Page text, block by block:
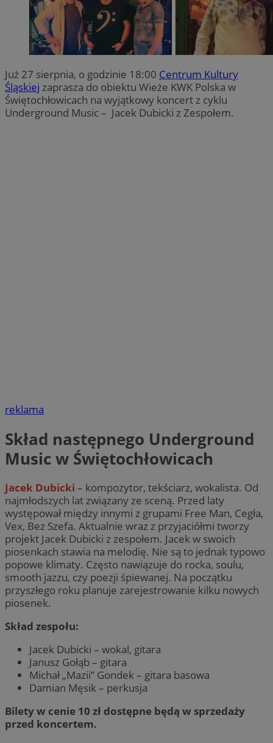
Już 27 sierpnia, o godzinie 18:00 Centrum Kultury
Śląskiej zaprasza do obiektu Wieże KWK Polska w
Świętochłowicach na wyjątkowy koncert z cyklu
Underground Music – Jacek Dubicki z Zespołem.
reklama
Skład następnego Underground
Music w Świętochłowicach
Jacek Dubicki – kompozytor, tekściarz, wokalista. Od
najmłodszych lat związany ze sceną. Przed laty
występował między innymi z grupami Free Man, Cegła,
Vex, Bez Szefa. Aktualnie wraz z przyjaciółmi tworzy
projekt Jacek Dubicki z zespołem. Jacek w swoich
piosenkach stawia na melodię. Nie są to jednak typowo
popowe klimaty. Często nawiązuje do rocka, soulu,
smooth jazzu, czy poezji śpiewanej. Na początku
przyszłego roku planuje zarejestrowanie kilku nowych
piosenek.
Skład zespołu:
Jacek Dubicki – wokal, gitara
Janusz Gołąb – gitara
Michał „Mazii” Gondek – gitara basowa
Damian Męsik – perkusja
Bilety w cenie 10 zł dostępne będą w sprzedaży
przed koncertem.